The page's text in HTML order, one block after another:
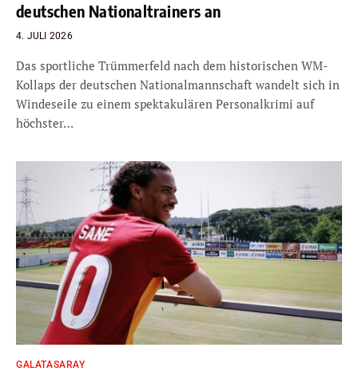
deutschen Nationaltrainers an
4. JULI 2026
Das sportliche Trümmerfeld nach dem historischen WM-
Kollaps der deutschen Nationalmannschaft wandelt sich in
Windeseile zu einem spektakulären Personalkrimi auf
höchster…
GALATASARAY